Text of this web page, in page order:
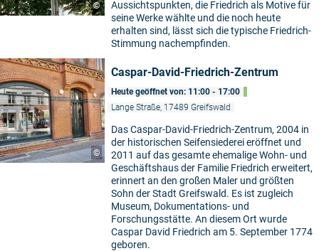
©
Aussichtspunkten, die Friedrich als Motive für
seine Werke wählte und die noch heute
erhalten sind, lässt sich die typische Friedrich-
Stimmung nachempfinden.
©
Caspar-David-Friedrich-Zentrum
Heute geöffnet von: 11:00 - 17:00
Lange Straße, 17489 Greifswald
Das Caspar-David-Friedrich-Zentrum, 2004 in
der historischen Seifensiederei eröffnet und
2011 auf das gesamte ehemalige Wohn- und
Geschäftshaus der Familie Friedrich erweitert,
erinnert an den großen Maler und größten
Sohn der Stadt Greifswald. Es ist zugleich
Museum, Dokumentations- und
Forschungsstätte. An diesem Ort wurde
Caspar David Friedrich am 5. September 1774
geboren.